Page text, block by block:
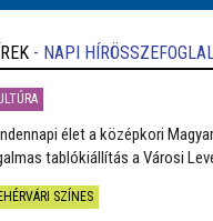
- NAPI
élet a középkori
tablókiállítás a Városi
SZÍNES